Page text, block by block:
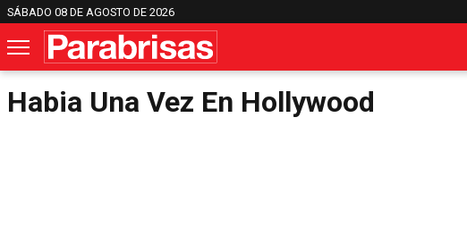
SÁBADO 08 DE AGOSTO DE 2026
Habia Una Vez En Hollywood